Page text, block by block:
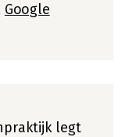
Google
legt